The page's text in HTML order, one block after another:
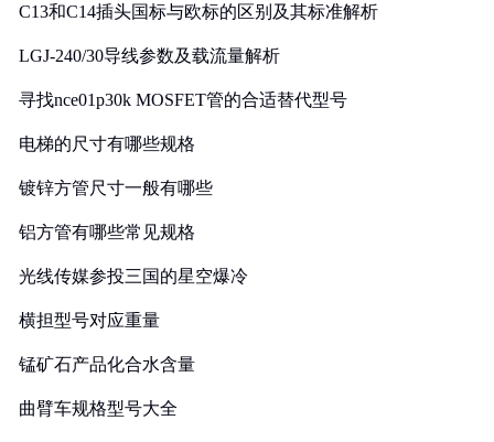
C13和C14插头国标与欧标的区别及其标准解析
LGJ-240/30导线参数及载流量解析
寻找nce01p30k MOSFET管的合适替代型号
电梯的尺寸有哪些规格
镀锌方管尺寸一般有哪些
铝方管有哪些常见规格
光线传媒参投三国的星空爆冷
横担型号对应重量
锰矿石产品化合水含量
曲臂车规格型号大全